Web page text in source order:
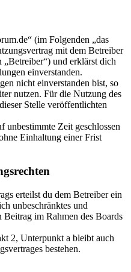
(im Folgenden „das
mit dem Betreiber
und erklärst dich
einverstanden.
nicht einverstanden bist, so
nutzen. Für die Nutzung des
Stelle veröffentlichten
Zeit geschlossen
Einhaltung einer Frist
erteilst du dem Betreiber ein
unbeschränktes und
Beitrag im Rahmen des Boards
2, Unterpunkt a bleibt auch
bestehen.